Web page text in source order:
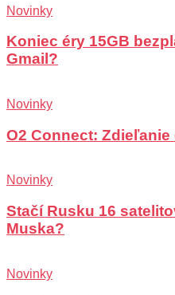
Novinky
Koniec éry 15GB
Gmail?
Novinky
O2 Connect:
Novinky
Stačí Rusku 16
Muska?
Novinky